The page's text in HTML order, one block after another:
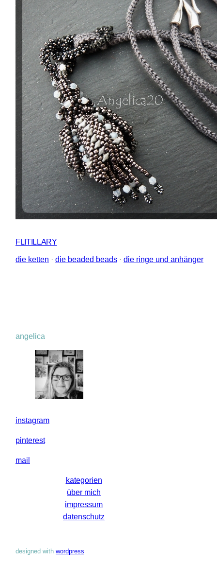
FLITILLARY
die ketten · die beaded beads · die ringe und anhänger
angelica
instagram
pinterest
mail
kategorien
über mich
impressum
datenschutz
designed with wordpress